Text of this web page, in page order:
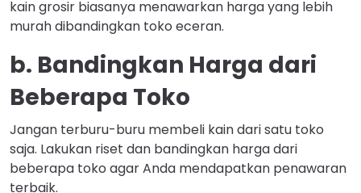
kain grosir biasanya menawarkan harga yang lebih
murah dibandingkan toko eceran.
b. Bandingkan Harga dari
Beberapa Toko
Jangan terburu-buru membeli kain dari satu toko
saja. Lakukan riset dan bandingkan harga dari
beberapa toko agar Anda mendapatkan penawaran
terbaik.